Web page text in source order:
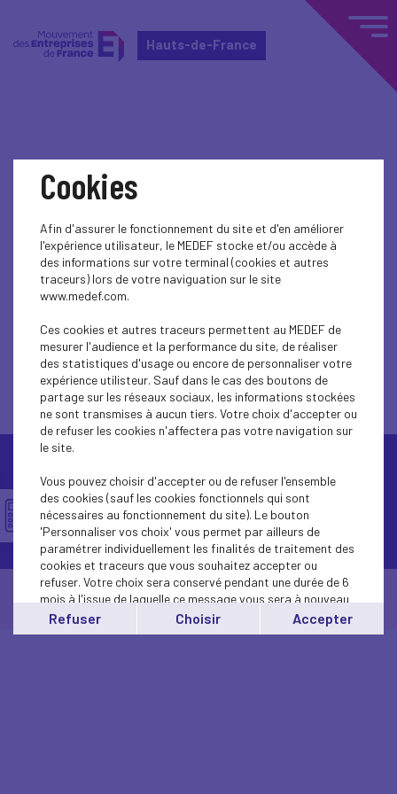
Hauts-de-France
Actualités nationales
ECONOMY
Contactez-nous
© Medef Hauts-de-France 2026 -Mentions légales
Cookies
Afin d'assurer le fonctionnement du site et d'en améliorer
l'expérience utilisateur, le MEDEF stocke et/ou accède à
des informations sur votre terminal (cookies et autres
traceurs) lors de votre naviguation sur le site
www.medef.com.
Ces cookies et autres traceurs permettent au MEDEF de
mesurer l'audience et la performance du site, de réaliser
des statistiques d'usage ou encore de personnaliser votre
expérience utilisteur. Sauf dans le cas des boutons de
partage sur les réseaux sociaux, les informations stockées
ne sont transmises à aucun tiers. Votre choix d'accepter ou
de refuser les cookies n'affectera pas votre navigation sur
le site.
Vous pouvez choisir d'accepter ou de refuser l'ensemble
des cookies (sauf les cookies fonctionnels qui sont
nécessaires au fonctionnement du site). Le bouton
'Personnaliser vos choix' vous permet par ailleurs de
paramétrer individuellement les finalités de traitement des
cookies et traceurs que vous souhaitez accepter ou
refuser. Votre choix sera conservé pendant une durée de 6
mois à l'issue de laquelle ce message vous sera à nouveau
affiché..
Vous pouvez modifier votre choix à tout moment en
Refuser Choisir Accepter